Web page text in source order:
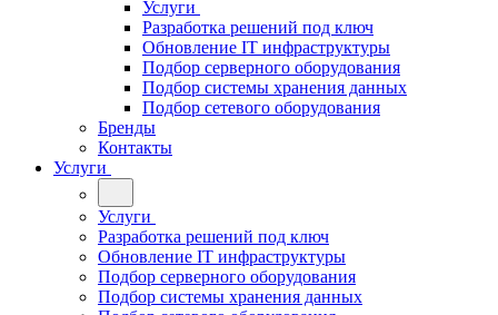
Услуги
Разработка решений под ключ
Обновление IT инфраструктуры
Подбор серверного оборудования
Подбор системы хранения данных
Подбор сетевого оборудования
Бренды
Контакты
Услуги
Услуги
Разработка решений под ключ
Обновление IT инфраструктуры
Подбор серверного оборудования
Подбор системы хранения данных